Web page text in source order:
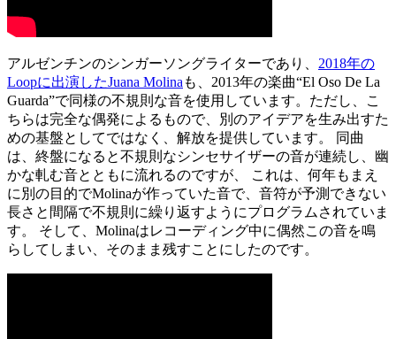
アルゼンチンのシンガーソングライターであり、 2018年の
Loopに出演したJuana Molina も、2013年の楽曲“El Oso De La
Guarda”で同様の不規則な音を使用しています。ただし、こ
ちらは完全な偶発によるもので、別のアイデアを生み出すた
めの基盤としてではなく、解放を提供しています。 同曲
は、終盤になると不規則なシンセサイザーの音が連続し、幽
かな軋む音とともに流れるのですが、 これは、何年もまえ
に別の目的でMolinaが作っていた音で、音符が予測できない
長さと間隔で不規則に繰り返すようにプログラムされていま
す。 そして、Molinaはレコーディング中に偶然この音を鳴
らしてしまい、そのまま残すことにしたのです。